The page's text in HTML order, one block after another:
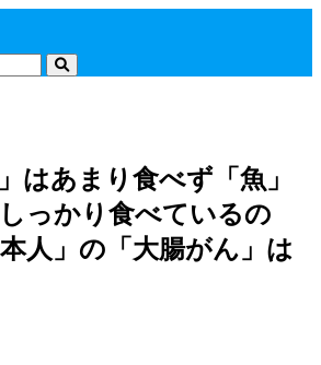
はあまり食べず「魚」
っかり食べているの
人」の「大腸がん」は